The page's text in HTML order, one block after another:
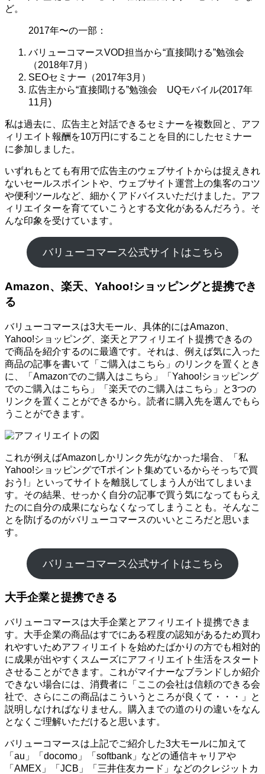
ど。
2017年〜の一部：
バリューコマースVOD担当から“直接聞ける”勉強会
（2018年7月）
SEOセミナー（2017年3月）
広告主から“直接聞ける”勉強会 UQモバイル(2017年
11月)
私は過去に、広告主と対話できるセミナーを複数回と、アフ
ィリエイト報酬を10万円にすることを目的にしたセミナー
に参加しました。
いずれもとても有用で広告主のウェブサイトからは捉えきれ
ないセールスポイントや、ウェブサイト運営上の集客のコツ
や便利ツールなど、細かくアドバイスいただけました。アフ
ィリエイターを育てていこうとする文化があるんだろう。そ
んな印象を受けています。
バリューコマース公式サイトはこちら
Amazon、楽天、Yahoo!ショッピングと提携でき
る
バリューコマースは3大モール、具体的にはAmazon、
Yahoo!ショッピング、楽天とアフィリエイト提携できるの
で商品を紹介するのに最適です。それは、例えば気に入った
商品の記事を書いて「ご購入はこちら」のリンクを置くとき
に、「Amazonでのご購入はこちら」「Yahoo!ショッピング
でのご購入はこちら」「楽天でのご購入はこちら」と3つの
リンクを置くことができるから。読者に購入先を選んでもら
うことができます。
これが例えばAmazonしかリンク先がなかった場合、「私
Yahoo!ショッピングでTポイント集めているからそっちで買
おう!」といってサイトを離脱してしまう人が出てしまいま
す。その結果、せっかく自分の記事で買う気になってもらえ
たのに自分の成果にならなくなってしまうことも。そんなこ
とを防げるのがバリューコマースのいいところだと思いま
す。
バリューコマース公式サイトはこちら
大手企業と提携できる
バリューコマースは大手企業とアフィリエイト提携できま
す。大手企業の商品はすでにある程度の認知があるため買わ
れやすいためアフィリエイトを始めたばかりの方でも相対的
に成果が出やすくスムーズにアフィリエイト生活をスタート
させることができます。これがマイナーなブランドしか紹介
できない場合には、消費者に「ここの会社は信頼のできる会
社で、さらにこの商品はこういうところが良くて・・・」と
説明しなければなりません。購入までの道のりの違いをなん
となくご理解いただけると思います。
バリューコマースは上記でご紹介した3大モールに加えて
「au」「docomo」「softbank」などの通信キャリアや
「AMEX」「JCB」「三井住友カード」などのクレジットカ